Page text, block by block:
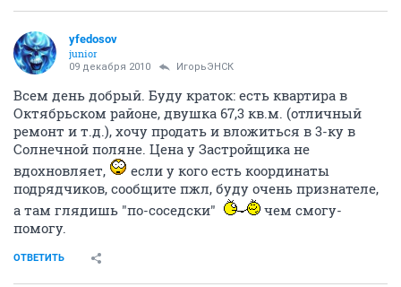
yfedosov
junior
09 декабря 2010 ИгорьЭНСК
Всем день добрый. Буду краток: есть квартира в
Октябрьском районе, двушка 67,3 кв.м. (отличный
ремонт и т.д.), хочу продать и вложиться в 3-ку в
Солнечной поляне. Цена у Застройщика не
вдохновляет,
если у кого есть координаты
подрядчиков, сообщите пжл, буду очень признателе,
а там глядишь "по-соседски"
чем смогу-
помогу.
ОТВЕТИТЬ